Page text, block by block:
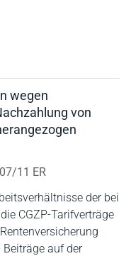
wegen
von
11 ER
der bei
CGZP-Tarifverträge
auf der